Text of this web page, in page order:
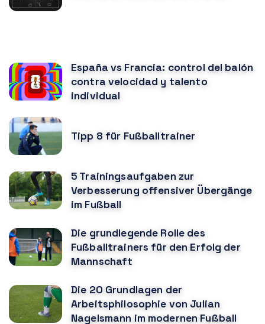
España vs Francia: control del balón
contra velocidad y talento
individual
Tipp 8 für Fußballtrainer
5 Trainingsaufgaben zur
Verbesserung offensiver Übergänge
im Fußball
Die grundlegende Rolle des
Fußballtrainers für den Erfolg der
Mannschaft
Die 20 Grundlagen der
Arbeitsphilosophie von Julian
Nagelsmann im modernen Fußball